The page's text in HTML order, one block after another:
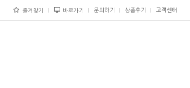
즐겨찾기 바로가기 문의하기 상품후기 고객센터